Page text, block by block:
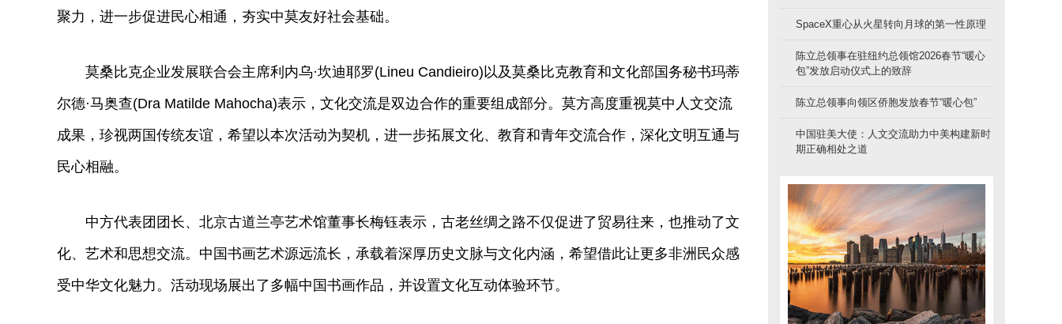
聚力，进一步促进民心相通，夯实中莫友好社会基础。
莫桑比克企业发展联合会主席利内乌·坎迪耶罗(Lineu Candieiro)以及莫桑比克教育和文化部国务秘书玛蒂
尔德·马奥查(Dra Matilde Mahocha)表示，文化交流是双边合作的重要组成部分。莫方高度重视莫中人文交流
成果，珍视两国传统友谊，希望以本次活动为契机，进一步拓展文化、教育和青年交流合作，深化文明互通与
民心相融。
中方代表团团长、北京古道兰亭艺术馆董事长梅钰表示，古老丝绸之路不仅促进了贸易往来，也推动了文
化、艺术和思想交流。中国书画艺术源远流长，承载着深厚历史文脉与文化内涵，希望借此让更多非洲民众感
受中华文化魅力。活动现场展出了多幅中国书画作品，并设置文化互动体验环节。
SpaceX重心从火星转向月球的第一性原理
陈立总领事在驻纽约总领馆2026春节“暖心
包”发放启动仪式上的致辞
陈立总领事向领区侨胞发放春节“暖心包”
中国驻美大使：人文交流助力中美构建新时
期正确相处之道